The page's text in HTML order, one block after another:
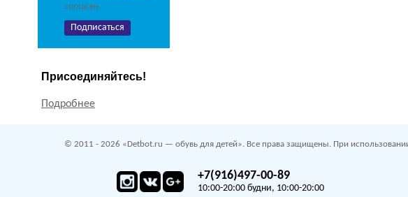
согласен.
Присоединяйтесь!
Подробнее
© 2011 - 2026 «Detbot.ru — обувь для детей». Все права защищены. При использовании
+7(916)497-00-89
10:00-20:00 будни, 10:00-20:00